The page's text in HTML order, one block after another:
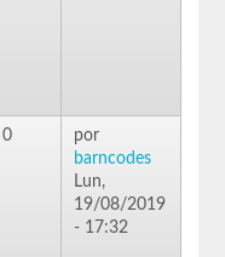
0
por
barncodes
Lun,
19/08/2019
- 17:32